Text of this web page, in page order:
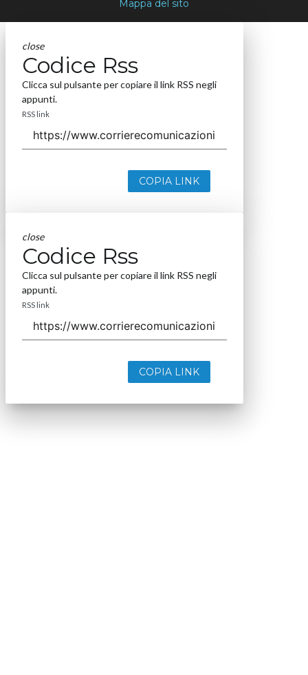
Mappa del sito
close
Codice Rss
Clicca sul pulsante per copiare il link RSS negli
appunti.
RSS link
COPIA LINK
close
Codice Rss
Clicca sul pulsante per copiare il link RSS negli
appunti.
RSS link
COPIA LINK